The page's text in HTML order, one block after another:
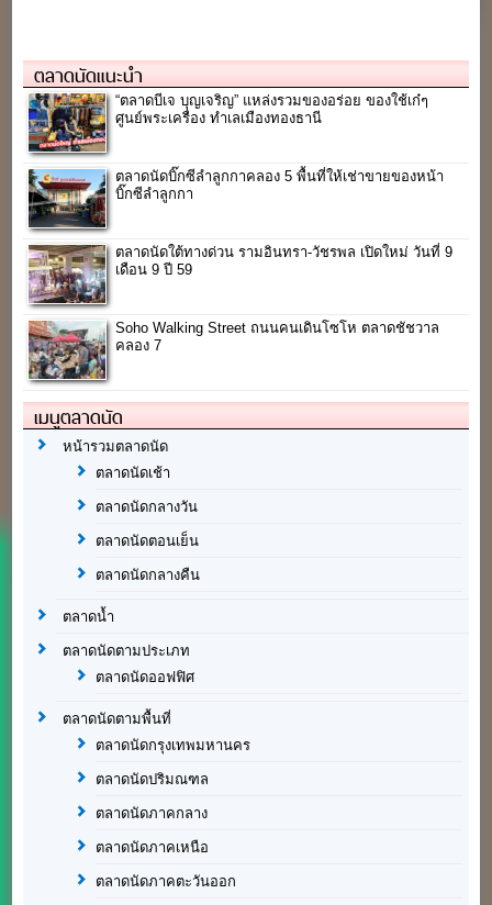
ตลาดนัดแนะนำ
“ตลาดบีเจ บุญเจริญ” แหล่งรวมของอร่อย ของใช้เก๋ๆ
ศูนย์พระเครื่อง ทำเลเมืองทองธานี
ตลาดนัดบิ๊กซีลำลูกกาคลอง 5 พื้นที่ให้เช่าขายของหน้า
บิ๊กซีลำลูกกา
ตลาดนัดใต้ทางด่วน รามอินทรา-วัชรพล เปิดใหม่ วันที่ 9
เดือน 9 ปี 59
Soho Walking Street ถนนคนเดินโซโห ตลาดชัชวาล
คลอง 7
เมนูตลาดนัด
หน้ารวมตลาดนัด
ตลาดนัดเช้า
ตลาดนัดกลางวัน
ตลาดนัดตอนเย็น
ตลาดนัดกลางคืน
ตลาดน้ำ
ตลาดนัดตามประเภท
ตลาดนัดออฟฟิศ
ตลาดนัดตามพื้นที่
ตลาดนัดกรุงเทพมหานคร
ตลาดนัดปริมณฑล
ตลาดนัดภาคกลาง
ตลาดนัดภาคเหนือ
ตลาดนัดภาคตะวันออก